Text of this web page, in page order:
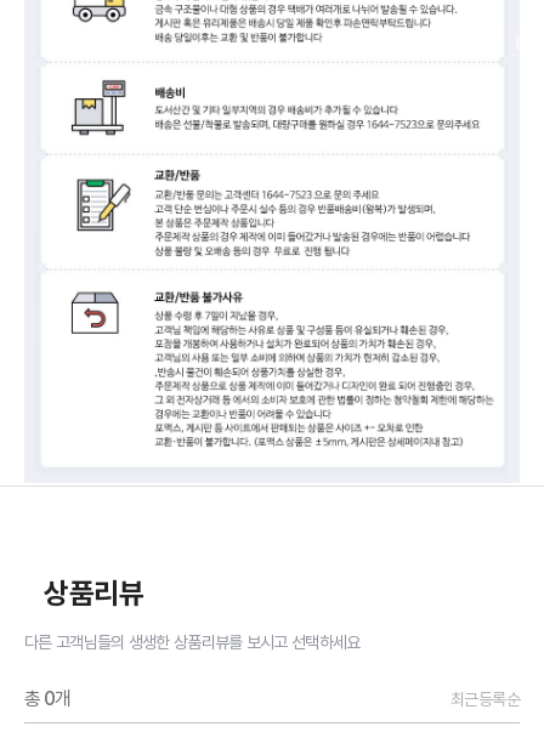
상품리뷰
다른 고객님들의 생생한 상품리뷰를 보시고 선택하세요
총 0개 최근등록순